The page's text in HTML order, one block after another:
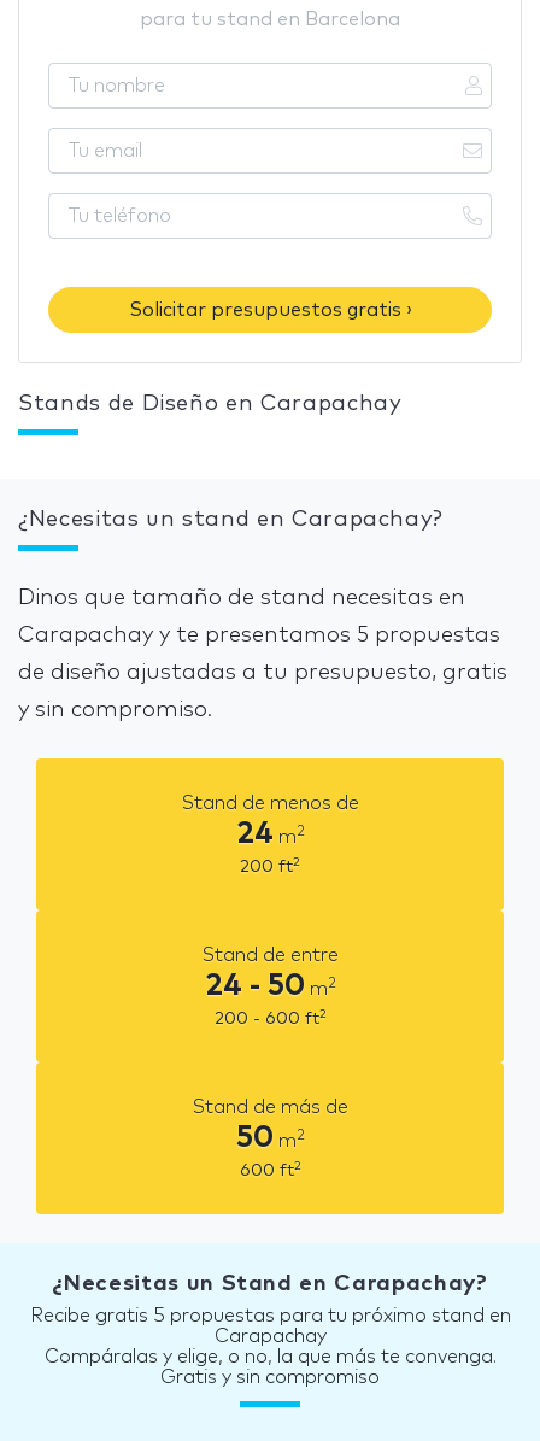
para tu stand en Barcelona
Solicitar presupuestos gratis ›
Stands de Diseño en Carapachay
¿Necesitas un stand en Carapachay?
Dinos que tamaño de stand necesitas en
Carapachay y te presentamos 5 propuestas
de diseño ajustadas a tu presupuesto, gratis
y sin compromiso.
Stand de menos de
24 m2
200 ft2
Stand de entre
24 - 50 m2
200 - 600 ft2
Stand de más de
50 m2
600 ft2
¿Necesitas un Stand en Carapachay?
Recibe gratis 5 propuestas para tu próximo stand en
Carapachay
Compáralas y elige, o no, la que más te convenga.
Gratis y sin compromiso